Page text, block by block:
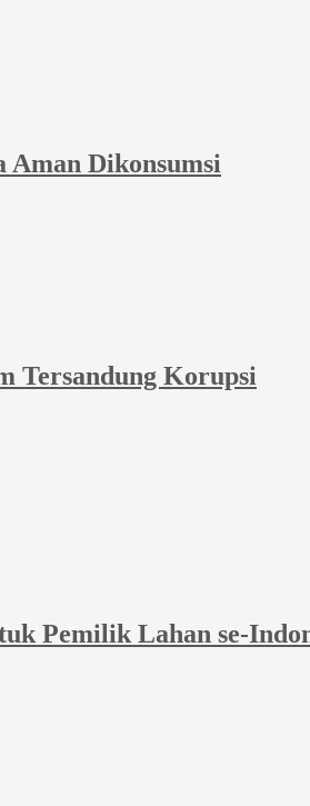
Dikonsumsi
Tersandung Korupsi
Pemilik Lahan se-